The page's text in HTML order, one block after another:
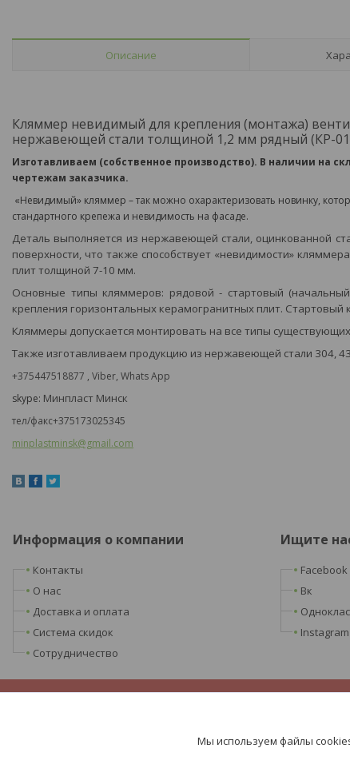
Описание
Кляммер невидимый для крепления (монтажа)
нержавеющей стали толщиной 1,2 мм рядный (КР-
Изготавливаем (собственное производство). В наличии на
чертежам заказчика.
«Невидимый» кляммер – так можно охарактеризовать новинку,
стандартного крепежа и невидимость на фасаде.
Деталь выполняется из нержавеющей стали, оцинкованной
поверхности, что также способствует «невидимости»
плит толщиной 7-10 мм.
Основные типы кляммеров: рядовой - стартовый
крепления горизонтальных керамогранитных плит.
Кляммеры допускается монтировать на все типы
Также изготавливаем продукцию из нержавеющей стали 304,
+375447518877 , Viber, Whats App
skype: Минпласт Минск
тел/факс+375173025345
minplastminsk@gmail.com
Информация о компании
Контакты
О нас
Доставка и оплата
Система скидок
Сотрудничество
Ищите
Facebook
Вк
Instagram
Мы используем файлы